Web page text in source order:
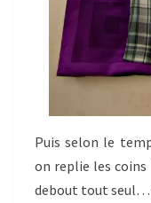
Puis selon le
on replie les
debout tout seul…